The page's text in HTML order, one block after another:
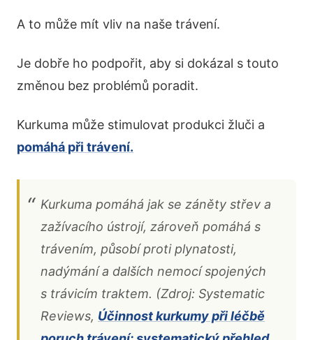
A to může mít vliv na naše trávení.
Je dobře ho podpořit, aby si dokázal s touto
změnou bez problémů poradit.
Kurkuma může stimulovat produkci žluči a
pomáhá při trávení.
Kurkuma pomáhá jak se záněty střev a
zažívacího ústrojí, zároveň pomáhá s
trávením, působí proti plynatosti,
nadýmání a dalších nemocí spojených
s trávicím traktem. (Zdroj: Systematic
Reviews, Účinnost kurkumy při léčbě